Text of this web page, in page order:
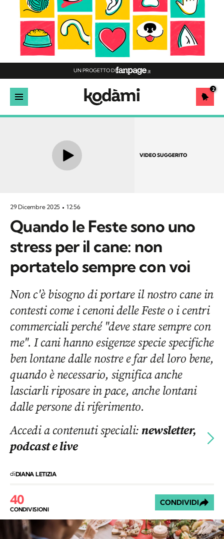
UN PROGETTO DI
2
VIDEO SUGGERITO
29 Dicembre 2025 12:56
Quando le Feste sono uno
stress per il cane: non
portatelo sempre con voi
Non c'è bisogno di portare il nostro cane in
contesti come i cenoni delle Feste o i centri
commerciali perché "deve stare sempre con
me". I cani hanno esigenze specie specifiche
ben lontane dalle nostre e far del loro bene,
quando è necessario, significa anche
lasciarli riposare in pace, anche lontani
dalle persone di riferimento.
Accedi a contenuti speciali:newsletter,
podcast e live
diDIANA LETIZIA
40
CONDIVISIONI
CONDIVIDI